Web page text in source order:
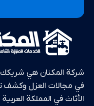
شركة المكنان هي
في مجالات العزل وكشف
الأثاث في المملكة